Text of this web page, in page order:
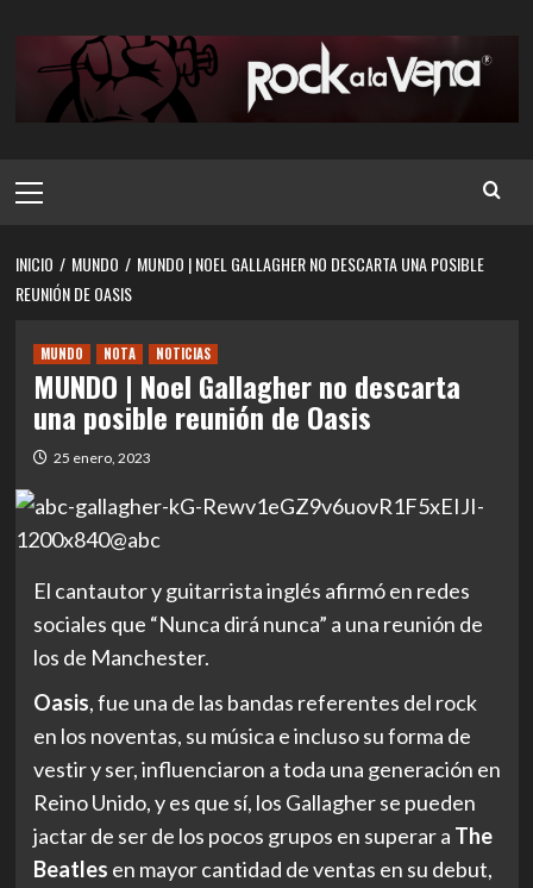
contenido
principal
INICIO MUNDO
MUNDO | NOEL GALLAGHER NO DESCARTA UNA POSIBLE
REUNIÓN DE OASIS
MUNDO NOTA NOTICIAS
MUNDO | Noel Gallagher no descarta
una posible reunión de Oasis
25 enero, 2023
El cantautor y guitarrista inglés afirmó en redes
sociales que “Nunca dirá nunca” a una reunión de
los de Manchester.
Oasis, fue una de las bandas referentes del rock
en los noventas, su música e incluso su forma de
vestir y ser, influenciaron a toda una generación en
Reino Unido, y es que sí, los Gallagher se pueden
jactar de ser de los pocos grupos en superar a The
Beatles en mayor cantidad de ventas en su debut,